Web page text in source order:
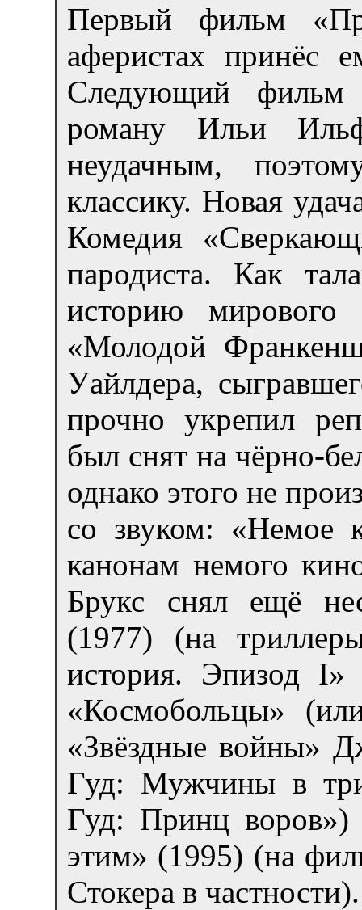
Первый фильм
аферистах принёс
Следующий фильм
роману Ильи
неудачным,
классику. Новая
Комедия
пародиста. Как
историю
«Молодой
Уайлдера,
прочно укрепил
был снят на чёрно-
однако этого не
со звуком: «Немое
канонам немого
Брукс снял ещё
(1977) (на
история. Эпизод I»
«Космобольцы»
«Звёздные войны»
Гуд: Мужчины в
Гуд: Принц
этим» (1995) (на
Стокера в частности).